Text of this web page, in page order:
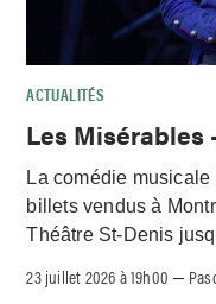
ACTUALITÉS
Les Misérables
La comédie
billets vendus à
Théâtre St-Denis
23 juillet 2026 à 19h00 –